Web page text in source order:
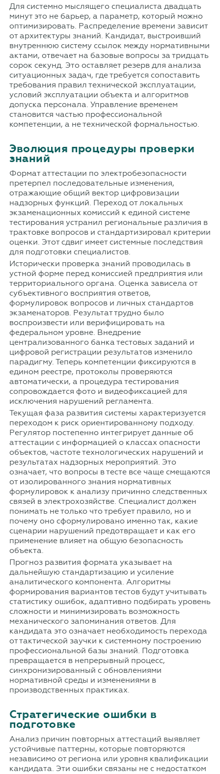
Для системно мыслящего специалиста двадцать
минут это не барьер, а параметр, который можно
оптимизировать. Распределение времени зависит
от архитектуры знаний. Кандидат, выстроивший
внутреннюю систему ссылок между нормативными
актами, отвечает на базовые вопросы за тридцать
сорок секунд. Это оставляет резерв для анализа
ситуационных задач, где требуется сопоставить
требования правил технической эксплуатации,
условий эксплуатации объекта и алгоритмов
допуска персонала. Управление временем
становится частью профессиональной
компетенции, а не технической формальностью.
Эволюция процедуры проверки
знаний
Формат аттестации по электробезопасности
претерпел последовательные изменения,
отражающие общий вектор цифровизации
надзорных функций. Переход от локальных
экзаменационных комиссий к единой системе
тестирования устранил региональные различия в
трактовке вопросов и стандартизировал критерии
оценки. Этот сдвиг имеет системные последствия
для подготовки специалистов.
Исторически проверка знаний проводилась в
устной форме перед комиссией предприятия или
территориального органа. Оценка зависела от
субъективного восприятия ответов,
формулировок вопросов и личных стандартов
экзаменаторов. Результат трудно было
воспроизвести или верифицировать на
федеральном уровне. Внедрение
централизованного банка тестовых заданий и
цифровой регистрации результатов изменило
парадигму. Теперь компетенции фиксируются в
едином реестре, протоколы проверяются
автоматически, а процедура тестирования
сопровождается фото и видеофиксацией для
исключения нарушений регламента.
Текущая фаза развития системы характеризуется
переходом к риск ориентированному подходу.
Регулятор постепенно интегрирует данные об
аттестации с информацией о классах опасности
объектов, частоте технологических нарушений и
результатах надзорных мероприятий. Это
означает, что вопросы в тесте все чаще смещаются
от изолированного знания нормативных
формулировок к анализу причинно следственных
связей в электрохозяйстве. Специалист должен
понимать не только что требует правило, но и
почему оно сформулировано именно так, какие
сценарии нарушений предотвращает и как его
применение влияет на общую безопасность
объекта.
Прогноз развития формата указывает на
дальнейшую стандартизацию и усиление
аналитического компонента. Алгоритмы
формирования вариантов тестов будут учитывать
статистику ошибок, адаптивно подбирать уровень
сложности и минимизировать возможность
механического запоминания ответов. Для
кандидата это означает необходимость перехода
от тактической заучки к системному построению
профессиональной базы знаний. Подготовка
превращается в непрерывный процесс,
синхронизированный с обновлениями
нормативной среды и изменениями в
производственных практиках.
Стратегические ошибки в
подготовке
Анализ причин повторных аттестаций выявляет
устойчивые паттерны, которые повторяются
независимо от региона или уровня квалификации
кандидата. Эти ошибки связаны не с недостатком